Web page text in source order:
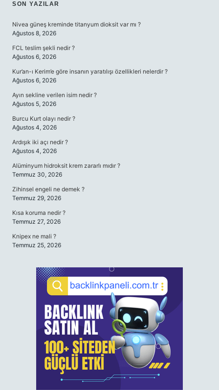
SIDEBAR
SON YAZILAR
Nivea güneş kreminde titanyum dioksit var mı ?
Ağustos 8, 2026
FCL teslim şekli nedir ?
Ağustos 6, 2026
Kur’an-ı Kerim’e göre insanın yaratılışı özellikleri nelerdir ?
Ağustos 6, 2026
Ayın sekline verilen isim nedir ?
Ağustos 5, 2026
Burcu Kurt olayı nedir ?
Ağustos 4, 2026
Ardışık iki açı nedir ?
Ağustos 4, 2026
Alüminyum hidroksit krem zararlı mıdır ?
Temmuz 30, 2026
Zihinsel engeli ne demek ?
Temmuz 29, 2026
Kısa koruma nedir ?
Temmuz 27, 2026
Knipex ne mali ?
Temmuz 25, 2026